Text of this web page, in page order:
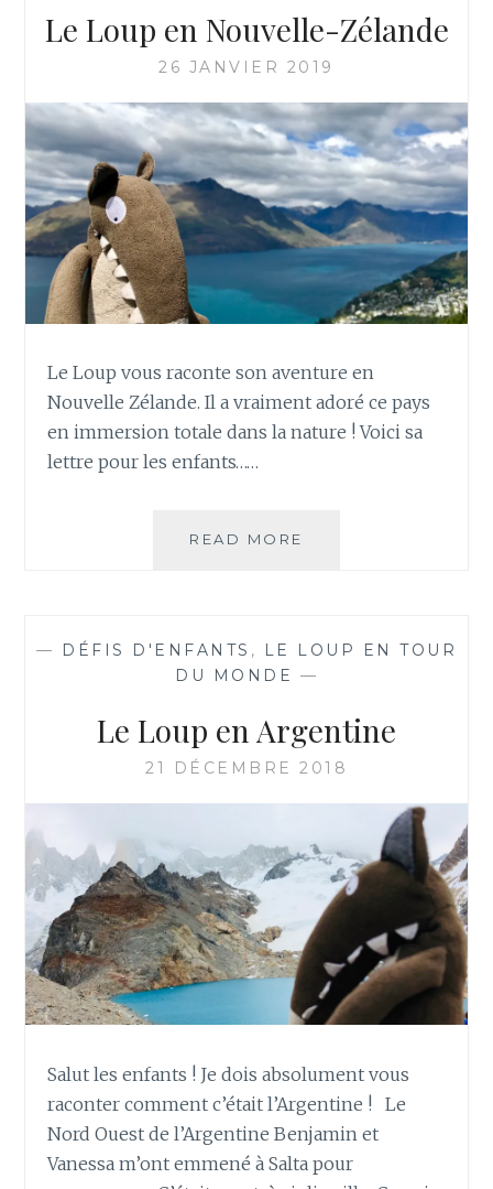
Le Loup en Nouvelle-Zélande
26 JANVIER 2019
Le Loup vous raconte son aventure en
Nouvelle Zélande. Il a vraiment adoré ce pays
en immersion totale dans la nature ! Voici sa
lettre pour les enfants……
READ MORE
— DÉFIS D'ENFANTS ,
LE LOUP EN TOUR
DU MONDE —
Le Loup en Argentine
21 DÉCEMBRE 2018
Salut les enfants ! Je dois absolument vous
raconter comment c’était l’Argentine ! Le
Nord Ouest de l’Argentine Benjamin et
Vanessa m’ont emmené à Salta pour